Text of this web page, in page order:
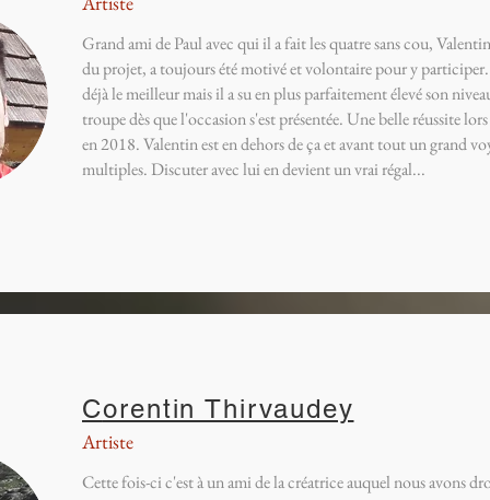
Grand ami de Paul avec qui il a fait les quatre sans cou,
du projet, a toujours été motivé et volontaire pour y
déjà le meilleur mais il a su en plus parfaitement élevé son
troupe dès que l'occasion s'est présentée. Une belle réussite
en 2018. Valentin est en dehors de ça et avant tout un grand
multiples. Discuter avec lui en devient un vrai régal...
Corentin Thirvaudey
Artiste
Cette fois-ci c'est à un ami de la créatrice auquel nous avons